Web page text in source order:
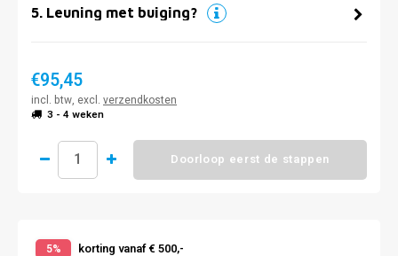
5. Leuning met buiging?
€95,45
incl. btw, excl. verzendkosten
3 - 4 weken
Doorloop eerst de stappen
5% korting vanaf € 500,-